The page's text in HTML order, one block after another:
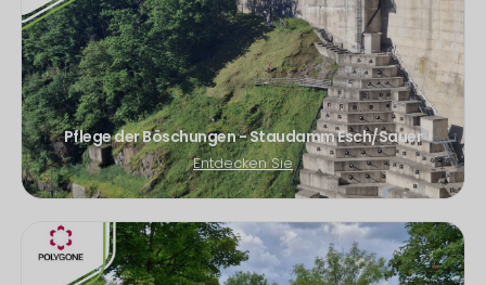
Pflege der Böschungen - Staudamm Esch/Sauer
Entdecken Sie